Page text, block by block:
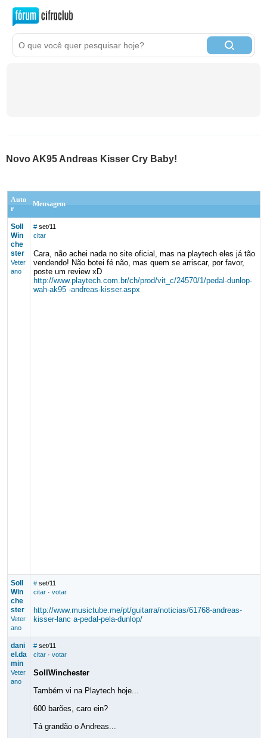
Novo AK95 Andreas Kisser Cry Baby!
Auto
r
Mensagem
Soll
Win
che
ster
Veter
ano
# set/11
citar
Cara, não achei nada no site oficial, mas na playtech eles já tão
vendendo! Não botei fé não, mas quem se arriscar, por favor,
poste um review xD
http://www.playtech.com.br/ch/prod/vit_c/24570/1/pedal-dunlop-
wah-ak95 -andreas-kisser.aspx
Soll
Win
che
ster
Veter
ano
# set/11
citar· votar
http://www.musictube.me/pt/guitarra/noticias/61768-andreas-
kisser-lanc a-pedal-pela-dunlop/
dani
el.da
min
Veter
ano
# set/11
citar· votar
SollWinchester
Também vi na Playtech hoje...
600 barões, caro ein?
Tá grandão o Andreas...